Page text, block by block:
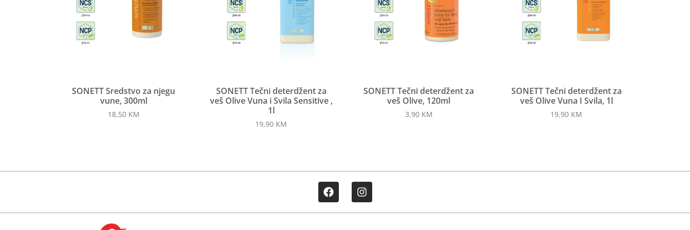
SONETT Sredstvo za njegu
vune, 300ml
18,50 KM
SONETT Tečni deterdžent za
veš Olive Vuna i Svila Sensitive ,
1l
19,90 KM
SONETT Tečni deterdžent za
veš Olive, 120ml
3,90 KM
SONETT Tečni deterdžent za
veš Olive Vuna I Svila, 1l
19,90 KM